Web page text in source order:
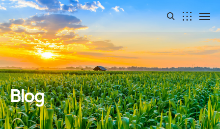
Blog